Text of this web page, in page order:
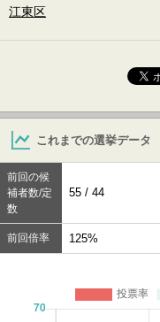
江東区
これまでの選挙データ
前回の候
補者数/定
数
55 / 44
前回倍率 125%